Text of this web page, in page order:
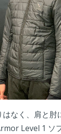
なく、肩と肘
Level 1 ソ